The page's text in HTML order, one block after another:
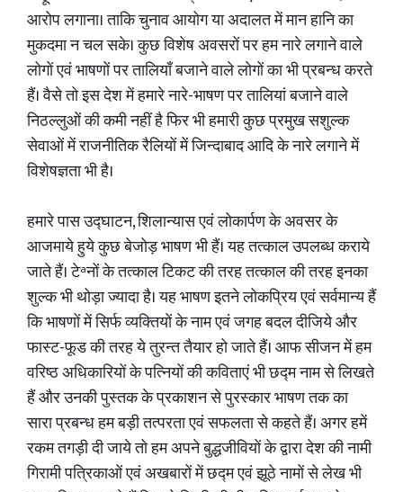
आरोप लगाना। ताकि चुनाव आयोग या अदालत में मान हानि का
मुकदमा न चल सके। कुछ विशेष अवसरों पर हम नारे लगाने वाले
लोगों एवं भाषणों पर तालियाँ बजाने वाले लोगों का भी प्रबन्ध करते
हैं। वैसे तो इस देश में हमारे नारे-भाषण पर तालियां बजाने वाले
निठल्लुओं की कमी नहीं है फिर भी हमारी कुछ प्रमुख सशुल्क
सेवाओं में राजनीतिक रैलियों में जिन्दाबाद आदि के नारे लगाने में
विशेषज्ञता भी है।
हमारे पास उद्घाटन, शिलान्यास एवं लोकार्पण के अवसर के
आजमाये हुये कुछ बेजोड़ भाषण भी हैं। यह तत्काल उपलब्ध कराये
जाते हैं। टेªनों के तत्काल टिकट की तरह तत्काल की तरह इनका
शुल्क भी थोड़ा ज्यादा है। यह भाषण इतने लोकप्रिय एवं सर्वमान्य हैं
कि भाषणों में सिर्फ व्यक्तियों के नाम एवं जगह बदल दीजिये और
फास्ट-फूड की तरह ये तुरन्त तैयार हो जाते हैं। आफ सीजन में हम
वरिष्ठ अधिकारियों के पत्नियों की कविताएं भी छद्म नाम से लिखते
हैं और उनकी पुस्तक के प्रकाशन से पुरस्कार भाषण तक का
सारा प्रबन्ध हम बड़ी तत्परता एवं सफलता से कहते हैं। अगर हमें
रकम तगड़ी दी जाये तो हम अपने बुद्धजीवियों के द्वारा देश की नामी
गिरामी पत्रिकाओं एवं अखबारों में छद्म एवं झूठे नामों से लेख भी